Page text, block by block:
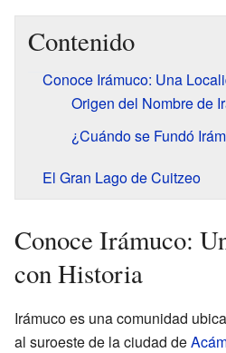
Contenido
Conoce Irámuco: Una
Origen del Nombre de
¿Cuándo se Fundó
El Gran Lago de Cuitzeo
Conoce Irámuco:
con Historia
Irámuco es una comunidad
al suroeste de la ciudad de